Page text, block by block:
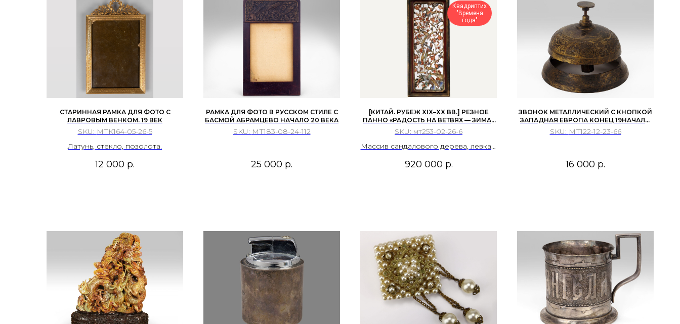
традиционно привозимый с
курортов. Остенде называют
«королевой бельгийского
побережья».
СТАРИННАЯ РАМКА ДЛЯ ФОТО С
ЛАВРОВЫМ ВЕНКОМ. 19 ВЕК
SKU: МТК164-05-26-5
Латунь, стекло, позолота.
12 000 р.
РАМКА ДЛЯ ФОТО В РУССКОМ СТИЛЕ С
БАСМОЙ АБРАМЦЕВО НАЧАЛО 20 ВЕКА
SKU: МТ183-08-24-112
25 000 р.
Квадриптих
"Времена
года"
[КИТАЙ. РУБЕЖ XIX–XX ВВ.] РЕЗНОЕ
ПАННО «РАДОСТЬ НА ВЕТВЯХ — ЗИМА»
ИЗ КВАДРИПТИХА «ВРЕМЕНА ГОДА»
КИТАЙ ПОЗДНЯЯ ДИНАСТИЯ ЦИН 1880–
1910 ГГ.
SKU: мт253-02-26-6
Массив сандалового дерева, левкас,
золото.
920 000 р.
ЗВОНОК МЕТАЛЛИЧЕСКИЙ С КНОПКОЙ
ЗАПАДНАЯ ЕВРОПА КОНЕЦ 19НАЧАЛО
20 ВЕКОВ
SKU: МТ122-12-23-66
16 000 р.